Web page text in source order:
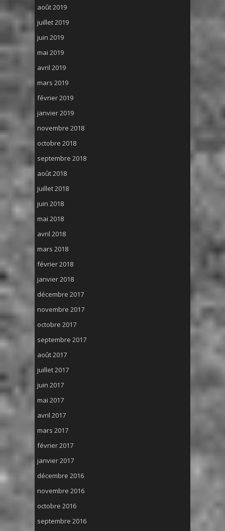
août 2019
juillet 2019
juin 2019
mai 2019
avril 2019
mars 2019
février 2019
janvier 2019
novembre 2018
octobre 2018
septembre 2018
août 2018
juillet 2018
juin 2018
mai 2018
avril 2018
mars 2018
février 2018
janvier 2018
décembre 2017
novembre 2017
octobre 2017
septembre 2017
août 2017
juillet 2017
juin 2017
mai 2017
avril 2017
mars 2017
février 2017
janvier 2017
décembre 2016
novembre 2016
octobre 2016
septembre 2016